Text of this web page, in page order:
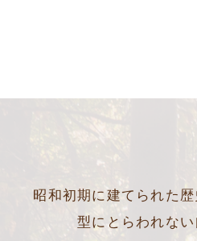
昭和初期に建てられた
型にとらわれな